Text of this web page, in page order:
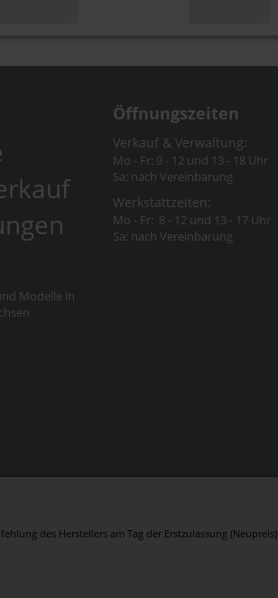
Modelle in
Öffnungszeiten
Verkauf & Verwaltung:
Mo - Fr: 9 - 12 und 13 - 18 Uhr
Sa: nach Vereinbarung
Werkstattzeiten:
Mo - Fr: 8 - 12 und 13 - 17 Uhr
Sa: nach Vereinbarung
des Herstellers am Tag der Erstzulassung (Neupreis).